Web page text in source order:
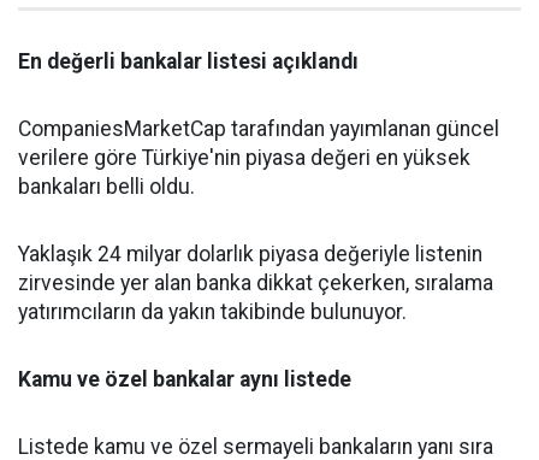
En değerli bankalar listesi açıklandı
CompaniesMarketCap tarafından yayımlanan güncel
verilere göre Türkiye'nin piyasa değeri en yüksek
bankaları belli oldu.
Yaklaşık 24 milyar dolarlık piyasa değeriyle listenin
zirvesinde yer alan banka dikkat çekerken, sıralama
yatırımcıların da yakın takibinde bulunuyor.
Kamu ve özel bankalar aynı listede
Listede kamu ve özel sermayeli bankaların yanı sıra